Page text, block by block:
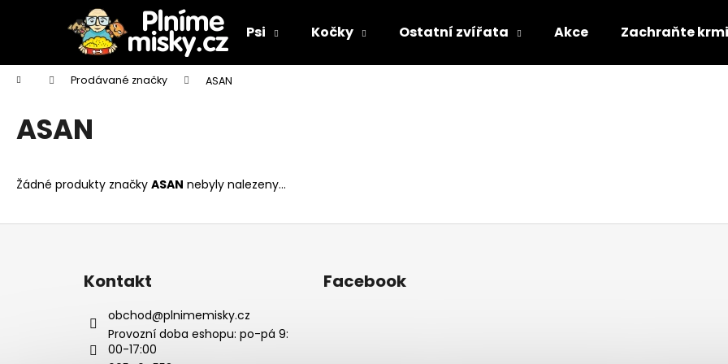
Psi Kočky Ostatní zvířata Akce Zachraňte
Domů Prodávané značky ASAN
ASAN
Žádné produkty značky ASAN nebyly nalezeny...
í
Zpět
do
obchodu
Zpět
do
obchodu
Doporučujeme
Z
Kontakt
obchod@plnimemisky.cz
Provozní doba eshopu: po-pá 9:
00-17:00
Facebook